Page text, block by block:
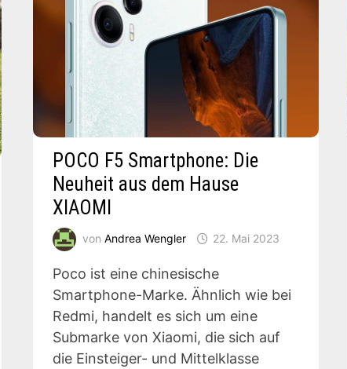
POCO F5 Smartphone: Die
Neuheit aus dem Hause
XIAOMI
vonAndrea Wengler 22. Mai 2023
Poco ist eine chinesische
Smartphone-Marke. Ähnlich wie bei
Redmi, handelt es sich um eine
Submarke von Xiaomi, die sich auf
die Einsteiger- und Mittelklasse